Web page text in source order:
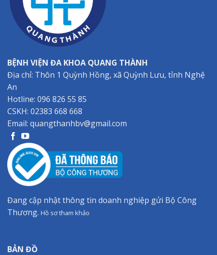
BỆNH VIỆN ĐA KHOA QUANG THÀNH
Địa chỉ: Thôn 1 Quỳnh Hồng, xã Quỳnh Lưu, tỉnh Nghệ
An
Hotline: 096 826 55 85
CSKH: 02383 668 668
Email: quangthanhbv@gmail.com
Đang cập nhật thông tin doanh nghiệp gửi Bộ Công
Thương. Hồ sơ tham khảo
BẢN ĐỒ